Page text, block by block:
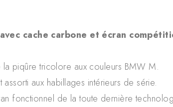
cache carbone et écran
piqûre tricolore aux couleurs BMW M.
aux habillages intérieurs de série.
fonctionnel de la toute dernière